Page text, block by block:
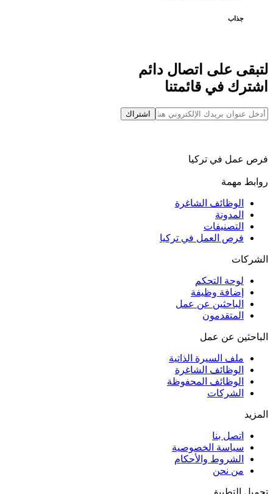
جذاب
لتبقى على اتصال دائم
اشترك في قائمتنا
اشتراك
فرص عمل في تركيا
روابط مهمة
الوظائف الشاغرة
المدونة
التصنيفات
فرص العمل في تركيا
الشركات
لوحة التحكم
إضافة وظيفة
الباحثين عن عمل
المتقدمون
الباحثين عن عمل
ملف السيرة الذاتية
الوظائف الشاغرة
الوظائف المحفوظة
الشركات
المزيد
اتصل بنا
سياسة الخصوصية
الشروط والأحكام
من نحن
تحميل التطبيق